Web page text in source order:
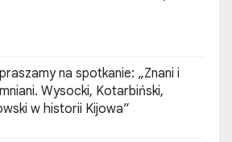
na spotkanie: „Znani i
Wysocki, Kotarbiński,
w historii Kijowa”